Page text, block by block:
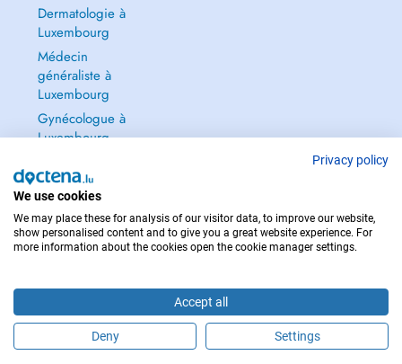
Prendre rendez-vous en ligne
Dermatologie à
Luxembourg
Médecin
généraliste à
Luxembourg
Gynécologue à
Luxembourg
POUR LES URGENCES, CONSULTEZ : 112
Privacy policy
We use cookies
We may place these for analysis of our visitor data, to improve our website,
show personalised content and to give you a great website experience. For
more information about the cookies open the cookie manager settings.
Accept all
Deny Settings